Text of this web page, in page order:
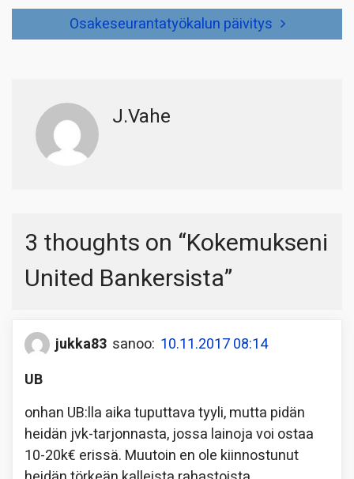
Osakeseurantatyökalun päivitys
J.Vahe
3 thoughts on “Kokemukseni
United Bankersista”
jukka83 sanoo: 10.11.2017 08:14
UB
onhan UB:lla aika tuputtava tyyli, mutta pidän
heidän jvk-tarjonnasta, jossa lainoja voi ostaa
10-20k€ erissä. Muutoin en ole kiinnostunut